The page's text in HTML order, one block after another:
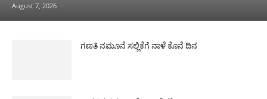
August 7, 2026
ಗಣತಿ ನಮೂನೆ ಸಲ್ಲಿಕೆಗೆ ನಾಳೆ ಕೊನೆ ದಿನ